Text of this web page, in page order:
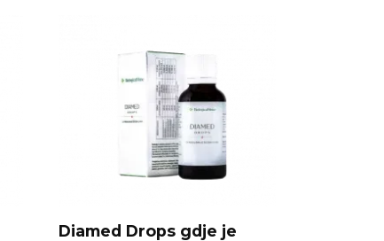
Diamed Drops gdje je